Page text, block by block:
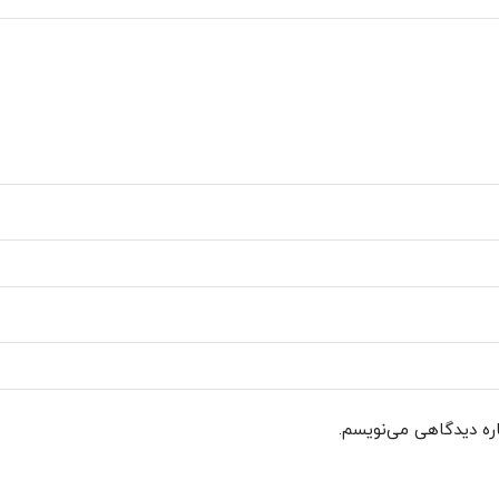
دیدگاهی می‌نویسم.